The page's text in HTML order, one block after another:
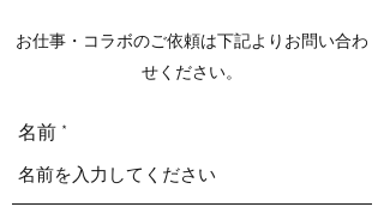
お仕事・コラボのご依頼は下記よりお問い合わ
せください。
名前